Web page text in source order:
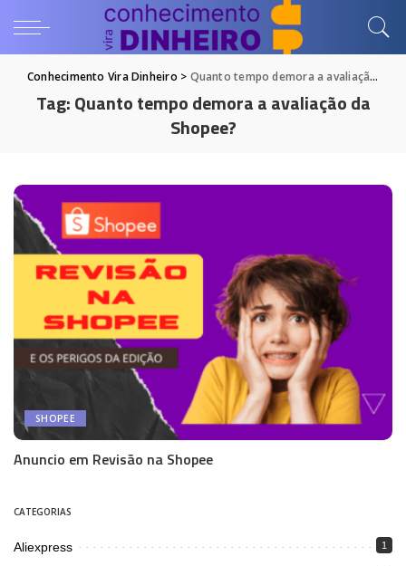
Conhecimento Vira Dinheiro > Quanto tempo demora a avaliação da Shopee?
Tag:Quanto tempo demora a avaliação da
Shopee?
SHOPEE
Anuncio em Revisão na Shopee
CATEGORIAS
Aliexpress 1